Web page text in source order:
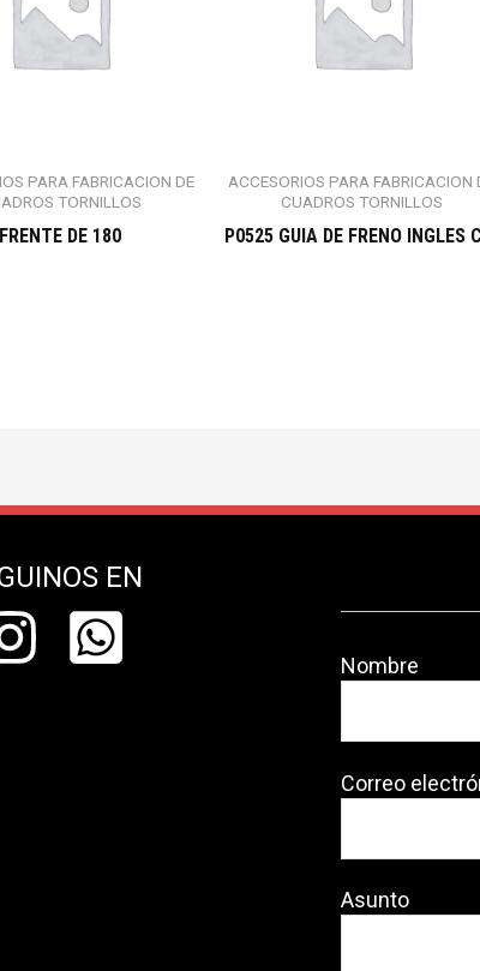
PARA FABRICACION DE
TORNILLOS
FRENTE DE 180
ACCESORIOS PARA FABRICACION
CUADROS TORNILLOS
P0525 GUIA DE FRENO INGLES
EN
Nombre
Correo
Asunto